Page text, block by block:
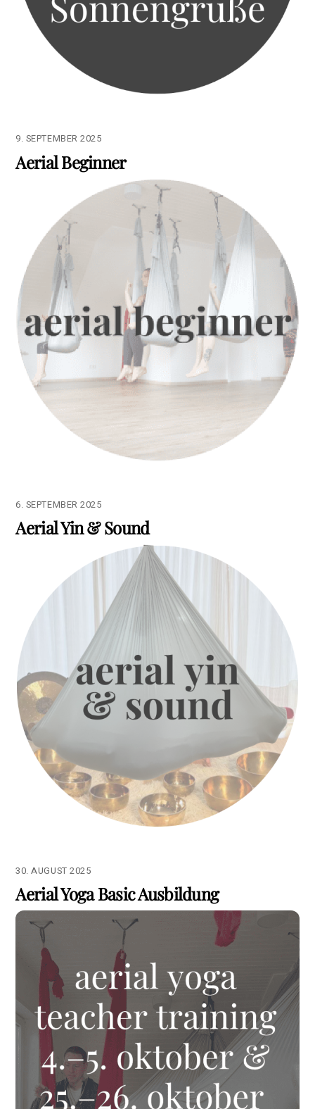
9. SEPTEMBER 2025
Aerial Beginner
6. SEPTEMBER 2025
Aerial Yin & Sound
30. AUGUST 2025
Aerial Yoga Basic Ausbildung